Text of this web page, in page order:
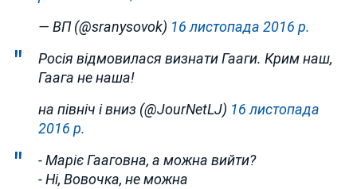
— ВП (@sranysovok) 16 листопада 2016 р.
Росія відмовилася визнати Гааги. Крим наш,
Гаага не наша!
на північ і вниз (@JourNetLJ) 16 листопада
2016 р.
- Маріє Гааговна, а можна вийти?
- Ні, Вовочка, не можна